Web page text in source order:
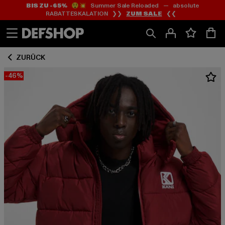
Zum
Inhalt
springen
Zum
Fußzeile
springen
BIS ZU -65%😲💥 Summer Sale Reloaded — absolute
RABATTESKALATION ❯❯ ZUM SALE ❮❮
ZURÜCK
-46%